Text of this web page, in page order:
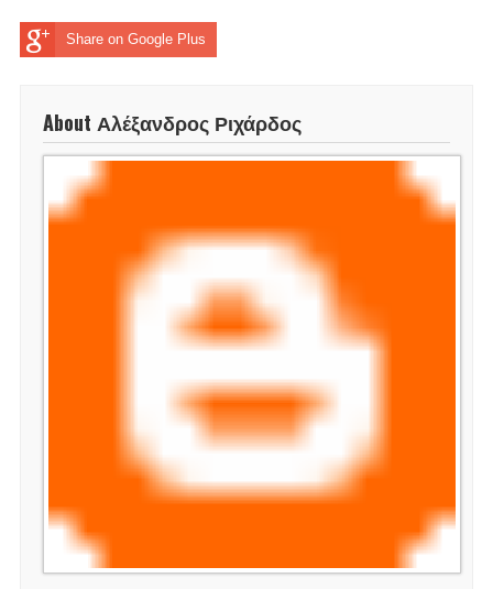
Share on Google Plus
About Αλέξανδρος Ριχάρδος